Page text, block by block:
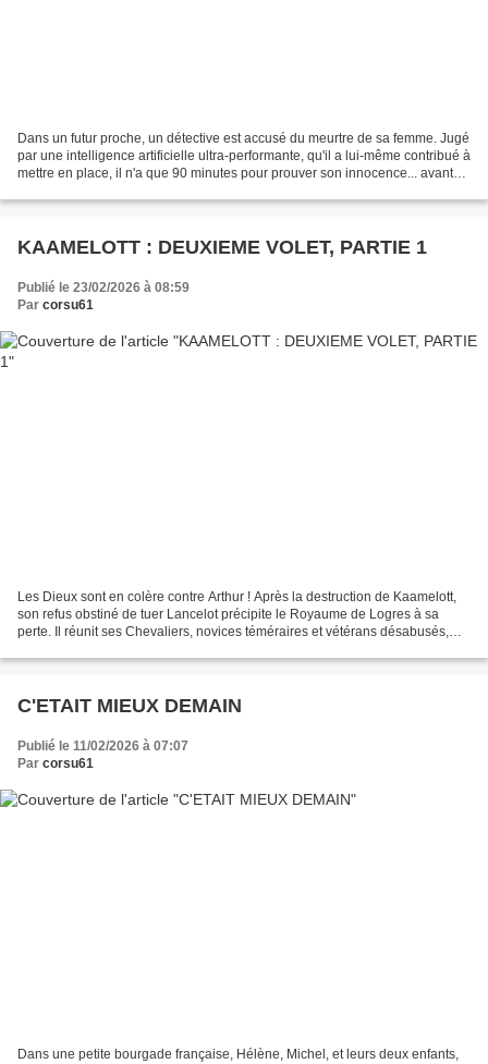
Dans un futur proche, un détective est accusé du meurtre de sa femme. Jugé
par une intelligence artificielle ultra-performante, qu'il a lui-même contribué à
mettre en place, il n'a que 90 minutes pour prouver son innocence... avant
KAAMELOTT : DEUXIEME VOLET, PARTIE 1
Publié le 23/02/2026 à 08:59
Par corsu61
Les Dieux sont en colère contre Arthur ! Après la destruction de Kaamelott,
son refus obstiné de tuer Lancelot précipite le Royaume de Logres à sa
perte. Il réunit ses Chevaliers, novices téméraires et vétérans désabusés,
C'ETAIT MIEUX DEMAIN
Publié le 11/02/2026 à 07:07
Par corsu61
Dans une petite bourgade française, Hélène, Michel, et leurs deux enfants,